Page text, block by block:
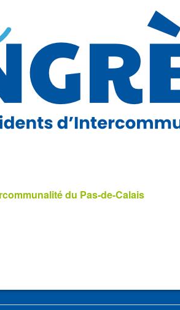
du Pas-de-Calais